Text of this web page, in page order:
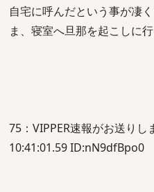
自宅に呼んだという事が凄
ま、寝室へ旦那を起こしに行
75：VIPPER速報がお送り
10:41:01.59 ID:nN9dfBpo0